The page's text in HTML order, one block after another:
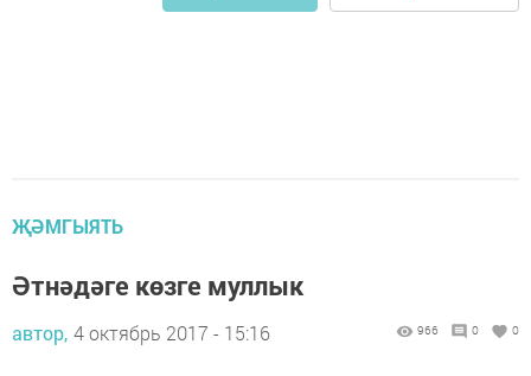
ҖӘМГЫЯТЬ
Әтнәдәге көзге муллык
автор, 4 октябрь 2017 - 15:16 966 0 0